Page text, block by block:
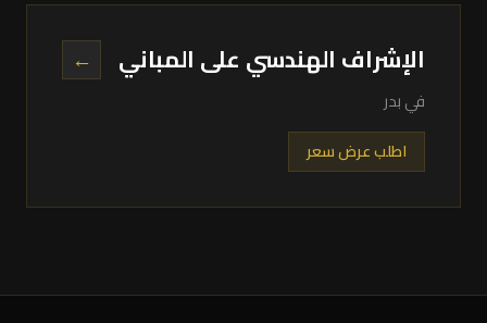
الإشراف الهندسي على المباني
في بدر
اطلب عرض سعر
←